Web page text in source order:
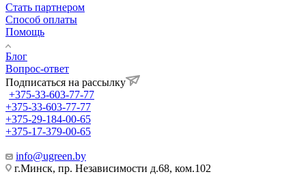
Стать партнером
Способ оплаты
Помощь
Блог
Вопрос-ответ
Подписаться на рассылку
+375-33-603-77-77
+375-33-603-77-77
+375-29-184-00-65
+375-17-379-00-65
info@ugreen.by
г.Минск, пр. Независимости д.68, ком.102